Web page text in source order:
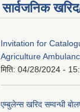
सार्वजनिक
Invitation for
Agriculture
मिति: 04/28/2024 -
एम्बुलेन्स खरिद सम्वन्धी